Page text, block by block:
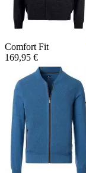
Comfort Fit
169,95 €